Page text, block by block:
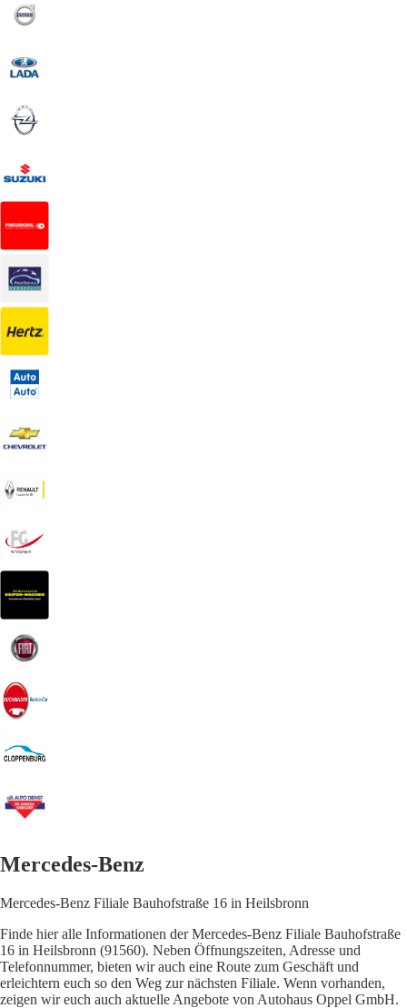
Mercedes-Benz
Mercedes-Benz Filiale Bauhofstraße 16 in Heilsbronn
Finde hier alle Informationen der Mercedes-Benz Filiale Bauhofstraße
16 in Heilsbronn (91560). Neben Öffnungszeiten, Adresse und
Telefonnummer, bieten wir auch eine Route zum Geschäft und
erleichtern euch so den Weg zur nächsten Filiale. Wenn vorhanden,
zeigen wir euch auch aktuelle Angebote von Autohaus Oppel GmbH.